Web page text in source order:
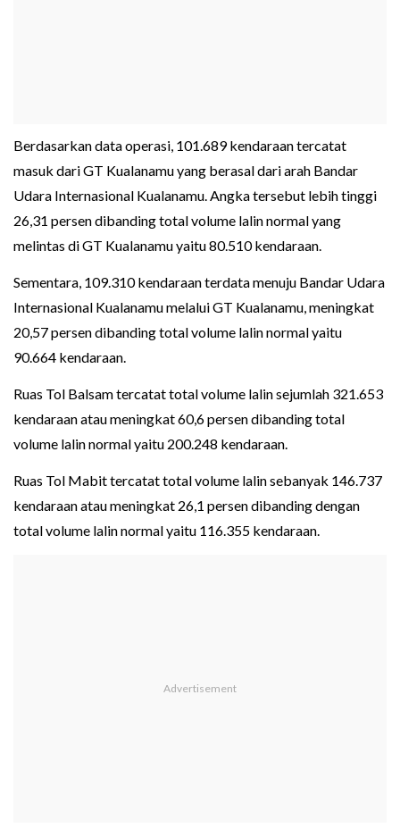
Berdasarkan data operasi, 101.689 kendaraan tercatat
masuk dari GT Kualanamu yang berasal dari arah Bandar
Udara Internasional Kualanamu. Angka tersebut lebih tinggi
26,31 persen dibanding total volume lalin normal yang
melintas di GT Kualanamu yaitu 80.510 kendaraan.
Sementara, 109.310 kendaraan terdata menuju Bandar Udara
Internasional Kualanamu melalui GT Kualanamu, meningkat
20,57 persen dibanding total volume lalin normal yaitu
90.664 kendaraan.
Ruas Tol Balsam tercatat total volume lalin sejumlah 321.653
kendaraan atau meningkat 60,6 persen dibanding total
volume lalin normal yaitu 200.248 kendaraan.
Ruas Tol Mabit tercatat total volume lalin sebanyak 146.737
kendaraan atau meningkat 26,1 persen dibanding dengan
total volume lalin normal yaitu 116.355 kendaraan.